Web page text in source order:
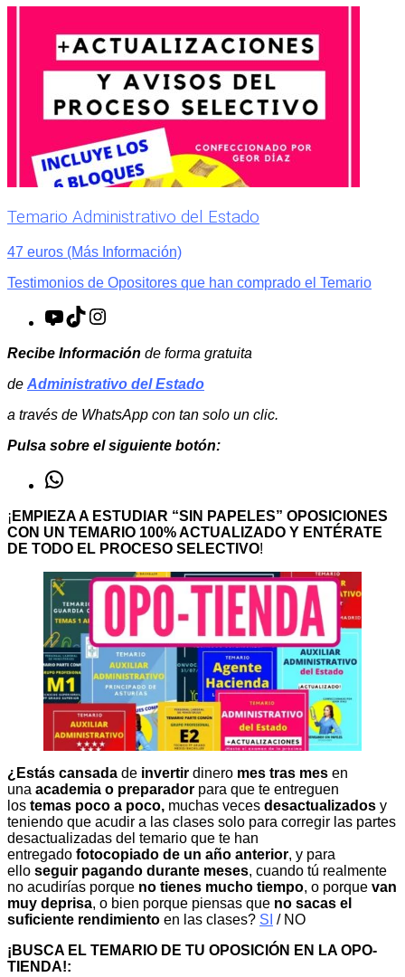
Temario Administrativo del Estado
47 euros (Más Información)
Testimonios de Opositores que han comprado el Temario
YouTube
TikTok
Recibe Información de forma gratuita
de Administrativo del Estado
a través de WhatsApp con tan solo un clic.
Pulsa sobre el siguiente botón:
¡ EMPIEZA A ESTUDIAR “SIN PAPELES” OPOSICIONES
CON UN TEMARIO 100% ACTUALIZADO Y ENTÉRATE
DE TODO EL PROCESO SELECTIVO!
¿Estás cansada de invertir dinero mes tras mes en
una academia o preparador para que te entreguen
los temas poco a poco, muchas veces desactualizados y
teniendo que acudir a las clases solo para corregir las partes
desactualizadas del temario que te han
entregado fotocopiado de un año anterior, y para
ello seguir pagando durante meses, cuando tú realmente
no acudirías porque no tienes mucho tiempo, o porque van
muy deprisa, o bien porque piensas que no sacas el
suficiente rendimiento en las clases? SI / NO
¡BUSCA EL TEMARIO DE TU OPOSICIÓN EN LA OPO-
TIENDA!: